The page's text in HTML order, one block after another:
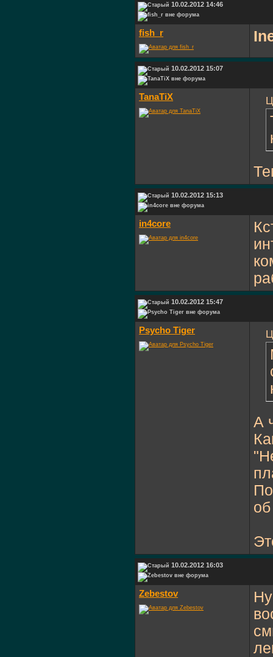
10.02.2012 14:46
fish_r
10.02.2012 15:07
TanaTiX
10.02.2012 15:13
in4core
10.02.2012 15:47
Psycho Tiger
А
10.02.2012 16:03
Zebestov